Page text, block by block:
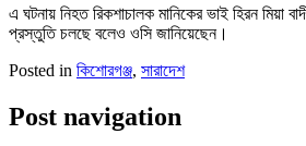
এ ঘটনায় নিহত রিকশাচালক মানিকের ভাই হিরন মিয়া
প্রস্তুতি চলছে বলেও ওসি জানিয়েছেন।
Posted in কিশোরগঞ্জ, সারাদেশ
Post navigation